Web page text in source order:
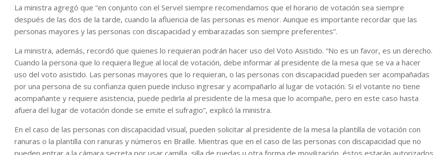
La ministra agregó que “en conjunto con el Servel siempre recomendamos que el horario de votación sea siempre
después de las dos de la tarde, cuando la afluencia de las personas es menor. Aunque es importante recordar que las
personas mayores y las personas con discapacidad y embarazadas son siempre preferentes”.
La ministra, además, recordó que quienes lo requieran podrán hacer uso del Voto Asistido. “No es un favor, es un derecho.
Cuando la persona que lo requiera llegue al local de votación, debe informar al presidente de la mesa que se va a hacer
uso del voto asistido. Las personas mayores que lo requieran, o las personas con discapacidad pueden ser acompañadas
por una persona de su confianza quien puede incluso ingresar y acompañarlo al lugar de votación. Si el votante no tiene
acompañante y requiere asistencia, puede pedirla al presidente de la mesa que lo acompañe, pero en este caso hasta
afuera del lugar de votación donde se emite el sufragio”, explicó la ministra.
En el caso de las personas con discapacidad visual, pueden solicitar al presidente de la mesa la plantilla de votación con
ranuras o la plantilla con ranuras y números en Braille. Mientras que en el caso de las personas con discapacidad que no
pueden entrar a la cámara secreta por usar camilla, silla de ruedas u otra forma de movilización, éstos estarán autorizados